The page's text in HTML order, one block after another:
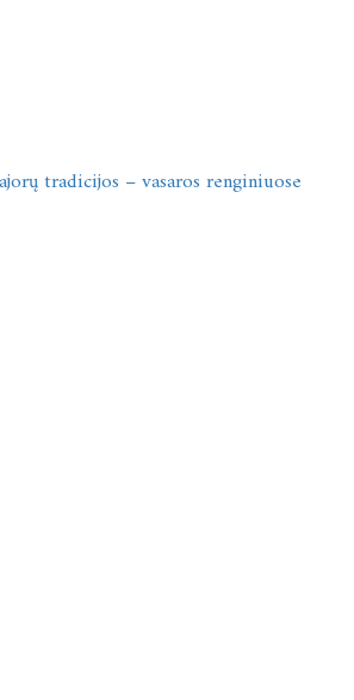
tradicijos – vasaros renginiuose